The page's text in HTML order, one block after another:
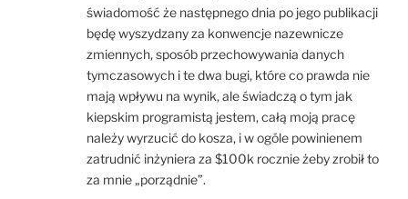
świadomość że następnego dnia po jego publikacji
będę wyszydzany za konwencje nazewnicze
zmiennych, sposób przechowywania danych
tymczasowych i te dwa bugi, które co prawda nie
mają wpływu na wynik, ale świadczą o tym jak
kiepskim programistą jestem, całą moją pracę
należy wyrzucić do kosza, i w ogóle powinienem
zatrudnić inżyniera za $100k rocznie żeby zrobił to
za mnie „porządnie”.